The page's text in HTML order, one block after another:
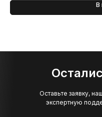
В
Оставьте заявку,
экспертную